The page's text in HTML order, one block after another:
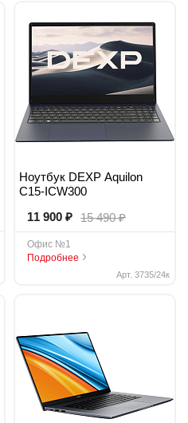
Ноутбук DEXP Aquilon
C15-ICW300
11 900 ₽ 15 490₽
Офис №1
Подробнее
Арт. 3735/24к